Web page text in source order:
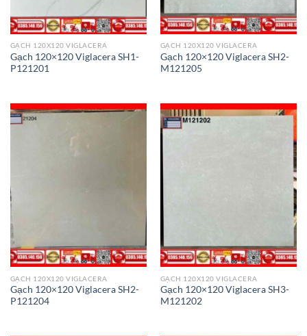
GẠCH 120X120 VIGLACERA
Gạch 120×120 Viglacera SH1-
P121201
GẠCH 120X120 VIGLACERA
Gạch 120×120 Viglacera SH2-
M121205
GẠCH 120X120 VIGLACERA
Gạch 120×120 Viglacera SH2-
P121204
GẠCH 120X120 VIGLACERA
Gạch 120×120 Viglacera SH3-
M121202